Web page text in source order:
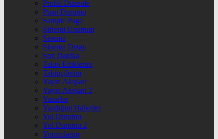
Profili Düzenle
Puan Durumu
Sample Page
Şifremi Unuttum
Sinema
Sinema Detay
Son Dakika
Takip Ettiklerim
Takipçilerim
Yayın Akışları
Yayın Akışları 2
Yazarlar
Yazdığım Haberler
Yol Durumu
Yol Durumu 2
Yorumlarım